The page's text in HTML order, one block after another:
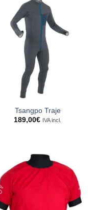
Tsangpo Traje
189,00€ IVA incl.